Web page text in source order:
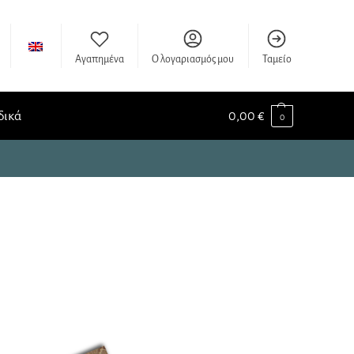
Αγαπημένα Ο λογαριασμός μου Ταμείο
0,00 € 0